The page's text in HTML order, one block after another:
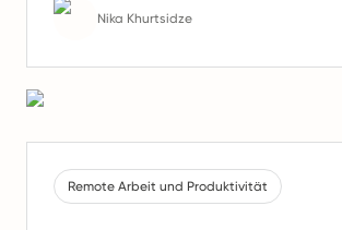
Nika Khurtsidze
Remote Arbeit und Produktivität